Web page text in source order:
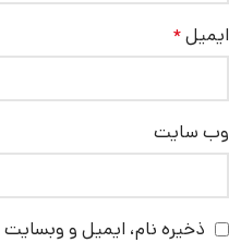
ایمیل*
وب‌ سایت
ذخیره نام، ایمیل و وبسایت